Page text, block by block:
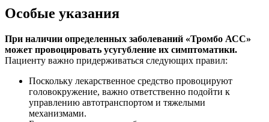
Особые указания
При наличии определенных заболеваний «Тромбо АСС»
может провоцировать усугубление их симптоматики.
Пациенту важно придерживаться следующих правил:
Поскольку лекарственное средство провоцируют
головокружение, важно ответственно подойти к
управлению автотранспортом и тяжелыми
механизмами.